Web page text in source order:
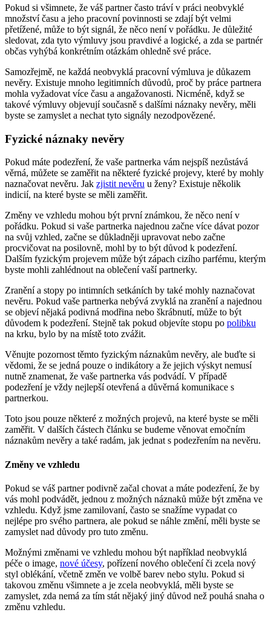
Pokud si všimnete, že váš partner často tráví v práci neobvyklé
množství času a jeho pracovní povinnosti se zdají být velmi
přetížené, může to být signál, že něco není v pořádku. Je důležité
sledovat, zda tyto výmluvy jsou pravdivé a logické, a zda se partnér
občas vyhýbá konkrétním otázkám ohledně své práce.
Samozřejmě, ne každá neobvyklá pracovní výmluva je důkazem
nevěry. Existuje mnoho legitimních důvodů, proč by práce partnera
mohla vyžadovat více času a angažovanosti. Nicméně, když se
takové výmluvy objevují současně s dalšími náznaky nevěry, měli
byste se zamyslet a nechat tyto signály nezodpovězené.
Fyzické náznaky nevěry
Pokud máte podezření, že vaše partnerka vám nejspíš nezůstává
věrná, můžete se zaměřit na některé fyzické projevy, které by mohly
naznačovat nevěru. Jak zjistit nevěru u ženy? Existuje několik
indicií, na které byste se měli zaměřit.
Změny ve vzhledu mohou být první známkou, že něco není v
pořádku. Pokud si vaše partnerka najednou začne více dávat pozor
na svůj vzhled, začne se důkladněji upravovat nebo začne
procvičovat na posilovně, mohl by to být důvod k podezření.
Dalším fyzickým projevem může být zápach cizího parfému, kterým
byste mohli zahlédnout na oblečení vaší partnerky.
Zranění a stopy po intimních setkáních by také mohly naznačovat
nevěru. Pokud vaše partnerka nebývá zvyklá na zranění a najednou
se objeví nějaká podivná modřina nebo škrábnutí, může to být
důvodem k podezření. Stejně tak pokud objevíte stopu po polibku
na krku, bylo by na místě toto zvážit.
Věnujte pozornost těmto fyzickým náznakům nevěry, ale buďte si
vědomi, že se jedná pouze o indikátory a že jejich výskyt nemusí
nutně znamenat, že vaše partnerka vás podvádí. V případě
podezření je vždy nejlepší otevřená a důvěrná komunikace s
partnerkou.
Toto jsou pouze některé z možných projevů, na které byste se měli
zaměřit. V dalších částech článku se budeme věnovat emočním
náznakům nevěry a také radám, jak jednat s podezřením na nevěru.
Změny ve vzhledu
Pokud se váš partner podivně začal chovat a máte podezření, že by
vás mohl podvádět, jednou z možných náznaků může být změna ve
vzhledu. Když jsme zamilovaní, často se snažíme vypadat co
nejlépe pro svého partnera, ale pokud se náhle změní, měli byste se
zamyslet nad důvody pro tuto změnu.
Možnými změnami ve vzhledu mohou být například neobvyklá
péče o image, nové účesy, pořízení nového oblečení či zcela nový
styl oblékání, včetně změn ve volbě barev nebo stylu. Pokud si
takovou změnu všimnete a je zcela neobvyklá, měli byste se
zamyslet, zda nemá za tím stát nějaký jiný důvod než pouhá snaha o
změnu vzhledu.